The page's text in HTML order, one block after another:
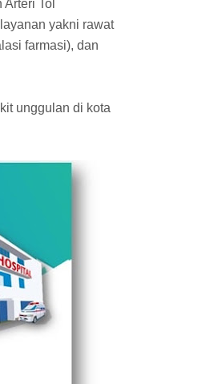
Tol
yakni rawat
farmasi), dan
unggulan di kota